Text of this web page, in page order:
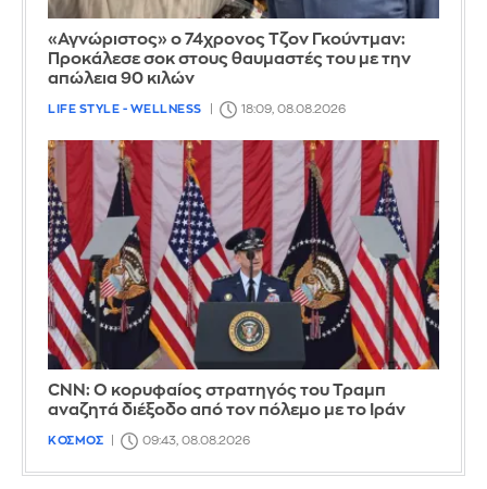
«Αγνώριστος» ο 74χρονος Τζον Γκούντμαν:
Προκάλεσε σοκ στους θαυμαστές του με την
απώλεια 90 κιλών
LIFE STYLE - WELLNESS 18:09, 08.08.2026
CNN: Ο κορυφαίος στρατηγός του Τραμπ
αναζητά διέξοδο από τον πόλεμο με το Ιράν
ΚΟΣΜΟΣ 09:43, 08.08.2026